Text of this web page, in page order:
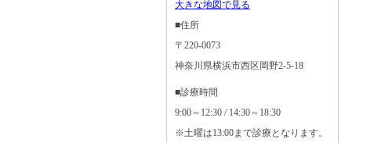
大きな地図で見る
■住所
〒220-0073
神奈川県横浜市西区岡野2-5-18
■診療時間
9:00～12:30 / 14:30～18:30
※土曜は13:00まで診療となります。